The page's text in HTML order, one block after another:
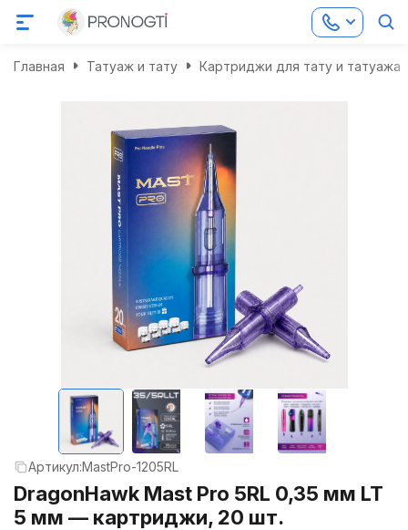
Главная Татуаж и тату Картриджи для тату и татуажа
Артикул:MastPro-1205RL
DragonHawk Mast Pro 5RL 0,35 мм LT
5 мм — картриджи, 20 шт.